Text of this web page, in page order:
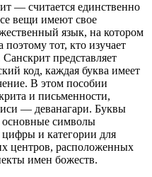
— считается единственно
вещи имеют свое
язык, на котором
тот, кто изучает
представляет
код, каждая буква имеет
В этом пособии
и письменности,
— деванагари. Буквы
основные символы
и категории для
центров, расположенных
имен божеств.